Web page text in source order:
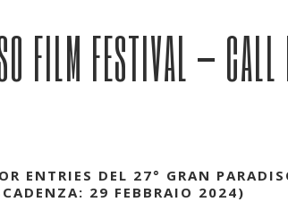
FILM FESTIVAL – CALL
ENTRIES DEL 27° GRAN
29 FEBBRAIO 2024)